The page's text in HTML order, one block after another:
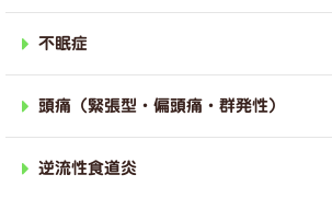
不眠症
頭痛（緊張型・偏頭痛・群発性）
逆流性食道炎